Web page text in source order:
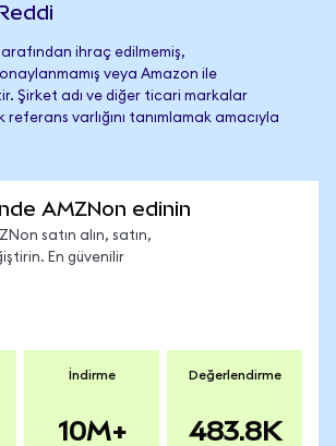
ihraç edilmemiş,
veya Amazon ile
Şirket adı ve diğer ticari markalar
varlığını tanımlamak amacıyla
AMZNon edinin
satın alın, satın,
En güvenilir
İndirme
10M+
Değerlendirme
483.8K